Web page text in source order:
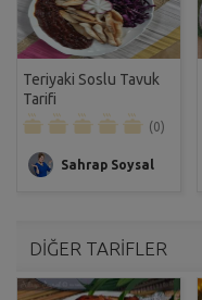
Teriyaki Soslu Tavuk
Tarifi
(0)
Sahrap Soysal
DİĞER TARİFLER